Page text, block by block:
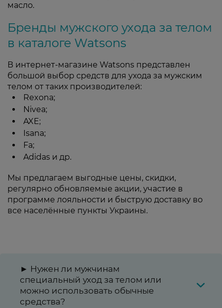
масло.
Бренды мужского ухода за телом
в каталоге Watsons
В интернет-магазине Watsons представлен
большой выбор средств для ухода за мужским
телом от таких производителей:
Rexona;
Nivea;
AXE;
Isana;
Fa;
Adidas и др.
Мы предлагаем выгодные цены, скидки,
регулярно обновляемые акции, участие в
программе лояльности и быструю доставку во
все населённые пункты Украины.
► Нужен ли мужчинам
специальный уход за телом или
можно использовать обычные
средства?